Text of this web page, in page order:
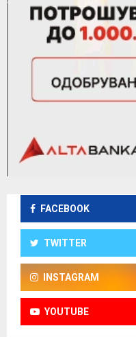
FACEBOOK
TWITTER
INSTAGRAM
YOUTUBE